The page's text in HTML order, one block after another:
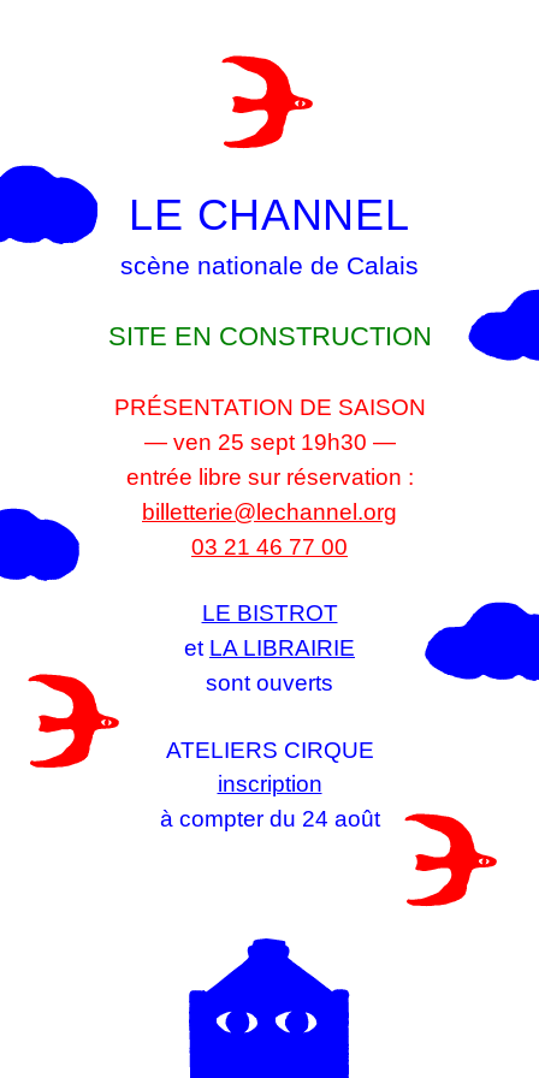
LE CHANNEL
scène nationale de Calais
SITE EN CONSTRUCTION
PRÉSENTATION DE SAISON
— ven 25 sept 19h30 —
entrée libre sur réservation :
billetterie@lechannel.org
03 21 46 77 00
LE BISTROT
et LA LIBRAIRIE
sont ouverts
ATELIERS CIRQUE
inscription
à compter du 24 août